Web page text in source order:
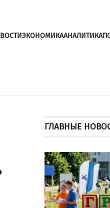
ЭКОНОМИКААНАЛИТИКА
ГЛАВНЫЕ